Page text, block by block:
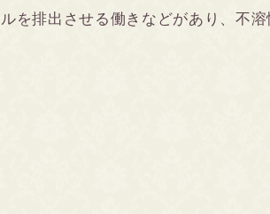
を排出させる働きなどがあり、不